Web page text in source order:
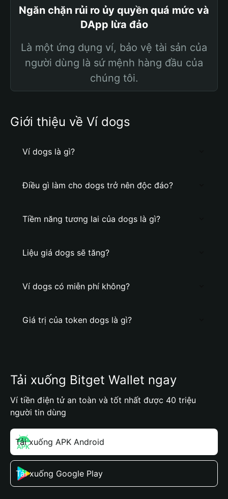
Ngăn chặn rủi ro ủy quyền quá mức và
DApp lừa đảo
Là một ứng dụng ví, bảo vệ tài sản của
người dùng là sứ mệnh hàng đầu của
chúng tôi.
Giới thiệu về Ví dogs
Ví dogs là gì?
Điều gì làm cho dogs trở nên độc đáo?
Tiềm năng tương lai của dogs là gì?
Liệu giá dogs sẽ tăng?
Ví dogs có miễn phí không?
Giá trị của token dogs là gì?
Tải xuống Bitget Wallet ngay
Ví tiền điện tử an toàn và tốt nhất được 40 triệu
người tin dùng
Tải xuống APK Android
Tải xuống Google Play